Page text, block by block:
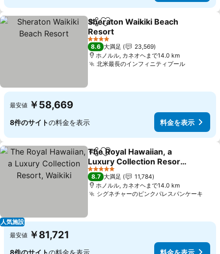
シェアお気に入りに追加
Sheraton Waikiki Beach
Resort
料金を表示
4 ホテルのランク
8.6 大満足
23,569
ホノルル, カネオヘまで14.0 km
北米最長のインフィニティプール料金を表
最安値 ￥58,669
8件のサイトの料金を表示 料金を表示
人気施設
シェアお気に入りに追加
The Royal Hawaiian, a
Luxury Collection Resort,
Waikiki
料金を表示
5 ホテルのランク
8.7 大満足
11,784
ホノルル, カネオヘまで14.0 km
シグネチャーのピンクパレスパンケーキ
最安値 ￥81,721
8件のサイトの料金を表示 料金を表示